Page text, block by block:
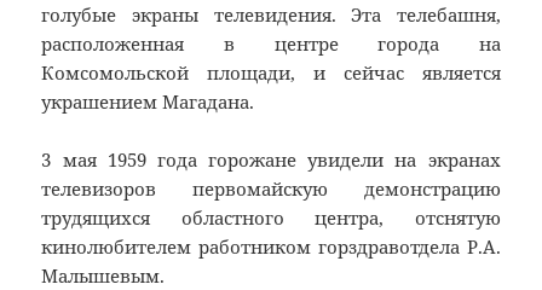
голубые экраны телевидения. Эта телебашня,
расположенная в центре города на
Комсомольской площади, и сейчас является
украшением Магадана.
3 мая 1959 года горожане увидели на экранах
телевизоров первомайскую демонстрацию
трудящихся областного центра, отснятую
кинолюбителем работником горздравотдела Р.А.
Малышевым.